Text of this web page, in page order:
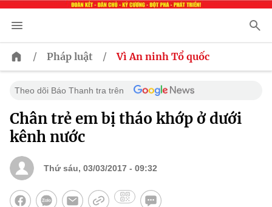
/ Pháp luật / Vì An ninh Tổ quốc
Theo dõi Báo Thanh tra trên
Chân trẻ em bị tháo khớp ở dưới
kênh nước
Thứ sáu, 03/03/2017 - 09:32